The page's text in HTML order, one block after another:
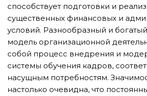
способствует подготовки и
существенных финансовых и
условий. Разнообразный и
модель организационной
собой процесс внедрения и
системы обучения кадров,
насущным потребностям.
настолько очевидна, что